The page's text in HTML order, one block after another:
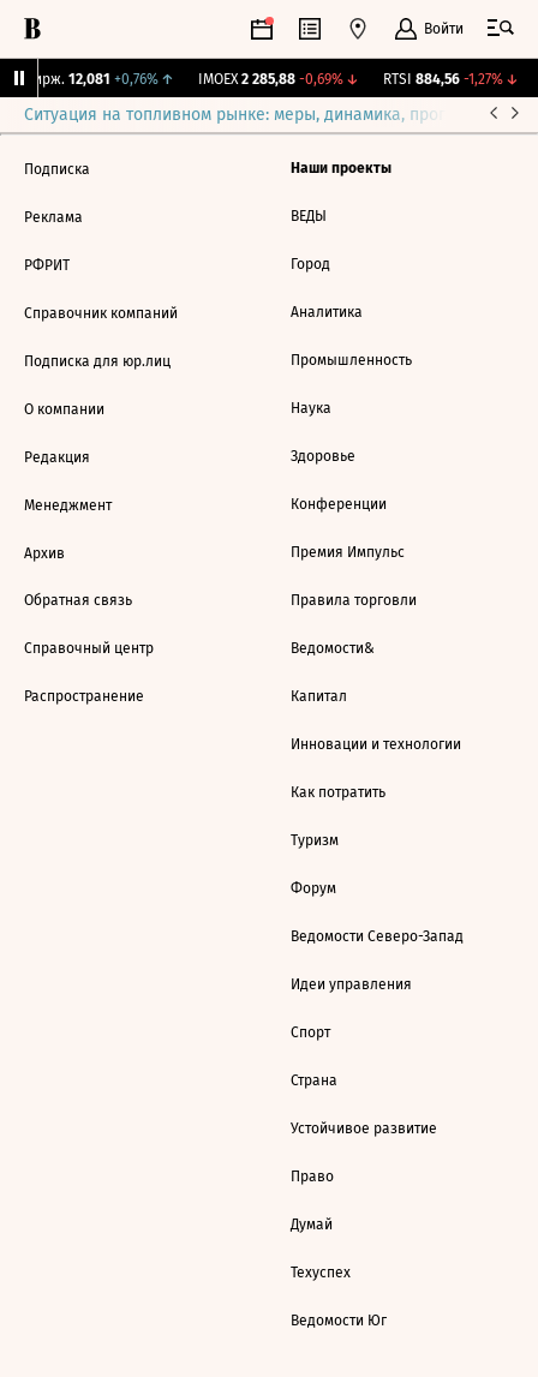
Войти
Бирж. 12,081 +0,76%↑ IMOEX 2 285,88 -0,69%↓ RTSI 884,56 -1,27%↓
Ситуация на топливном рынке: меры, динамика, прогнозы
Подписка
Реклама
РФРИТ
Справочник компаний
Подписка для юр.лиц
О компании
Редакция
Менеджмент
Архив
Обратная связь
Справочный центр
Распространение
Наши проекты
ВЕДЫ
Город
Аналитика
Промышленность
Наука
Здоровье
Конференции
Премия Импульс
Правила торговли
Ведомости&
Капитал
Инновации и технологии
Как потратить
Туризм
Форум
Ведомости Северо-Запад
Идеи управления
Спорт
Страна
Устойчивое развитие
Право
Думай
Техуспех
Ведомости Юг